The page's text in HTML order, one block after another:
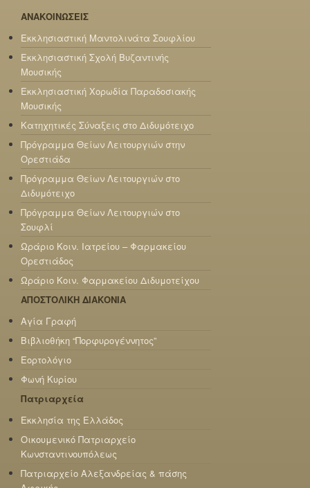
ΑΝΑΚΟΙΝΩΣΕΙΣ
Εκκλησιαστική Μαντολινάτα Σουφλίου
Εκκλησιαστική Σχολή Βυζαντινής
Μουσικής
Εκκλησιαστική Χορωδία Παραδοσιακής
Μουσικής
Κατηχητικές Σύναξεις στο Διδυμότειχο
Πρόγραμμα Θείων Λειτουργιών στην
Ορεστιάδα
Πρόγραμμα Θείων Λειτουργιών στο
Διδυμότειχο
Πρόγραμμα Θείων Λειτουργιών στο
Σουφλί
Ωράριο Κοιν. Ιατρείου – Φαρμακείου
Ορεστιάδος
Ωράριο Κοιν. Φαρμακείου Διδυμοτείχου
ΑΠΟΣΤΟΛΙΚΗ ΔΙΑΚΟΝΙΑ
Αγία Γραφή
Βιβλιοθήκη “Πορφυρογέννητος”
Εορτολόγιο
Φωνή Κυρίου
Πατριαρχεία
Εκκλησία της Ελλάδος
Οικουμενικό Πατριαρχείο
Κωνσταντινουπόλεως
Πατριαρχείο Αλεξανδρείας & πάσης